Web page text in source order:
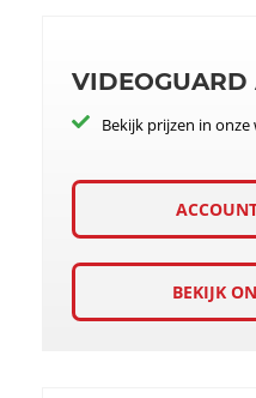
VIDEOGUARD
Bekijk prijzen in onze
BEKIJK